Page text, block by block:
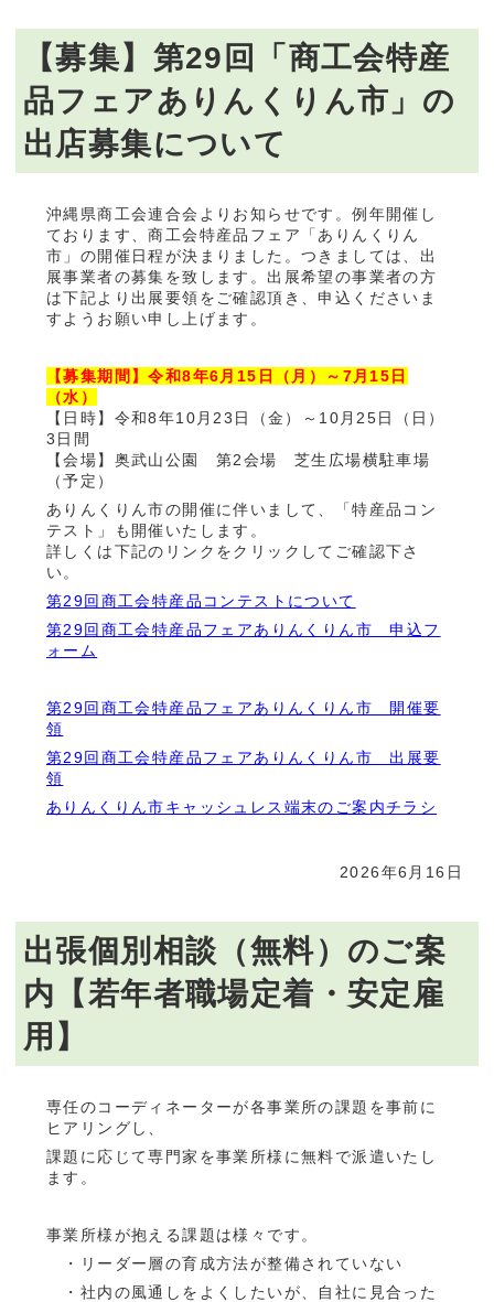
【募集】第29回「商工会特産
品フェアありんくりん市」の
出店募集について
沖縄県商工会連合会よりお知らせです。例年開催し
ております、商工会特産品フェア「ありんくりん
市」の開催日程が決まりました。つきましては、出
展事業者の募集を致します。出展希望の事業者の方
は下記より出展要領をご確認頂き、申込くださいま
すようお願い申し上げます。
【募集期間】令和8年6月15日（月）～7月15日
（水）
【日時】令和8年10月23日（金）～10月25日（日）
3日間
【会場】奥武山公園 第2会場 芝生広場横駐車場
（予定）
ありんくりん市の開催に伴いまして、「特産品コン
テスト」も開催いたします。
詳しくは下記のリンクをクリックしてご確認下さ
い。
第29回商工会特産品コンテストについて
第29回商工会特産品フェアありんくりん市 申込フ
ォーム
第29回商工会特産品フェアありんくりん市 開催要
領
第29回商工会特産品フェアありんくりん市 出展要
領
ありんくりん市キャッシュレス端末のご案内チラシ
2026年6月16日
出張個別相談（無料）のご案
内【若年者職場定着・安定雇
用】
専任のコーディネーターが各事業所の課題を事前に
ヒアリングし、
課題に応じて専門家を事業所様に無料で派遣いたし
ます。
事業所様が抱える課題は様々です。
・リーダー層の育成方法が整備されていない
・社内の風通しをよくしたいが、自社に見合った